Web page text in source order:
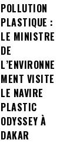
POLLUTION
PLASTIQUE :
LE MINISTRE
DE
L’ENVIRONNE
MENT VISITE
LE NAVIRE
PLASTIC
ODYSSEY À
DAKAR